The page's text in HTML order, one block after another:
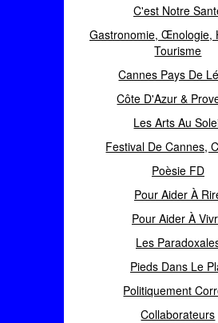
C'est Notre
Gastronomie, Œnologie,
Tourisme
Cannes Pays De
Côte D'Azur &
Les Arts Au
Festival De Cannes,
Poèsie FD
Pour Aider À
Pour Aider À
Les
Pieds Dans Le
Politiquement
Collaborateurs